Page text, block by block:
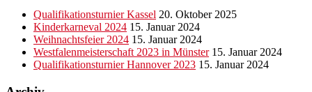
Qualifikationsturnier Kassel 20. Oktober 2025
Kinderkarneval 2024 15. Januar 2024
Weihnachtsfeier 2024 15. Januar 2024
Westfalenmeisterschaft 2023 in Münster 15. Januar 2024
Qualifikationsturnier Hannover 2023 15. Januar 2024